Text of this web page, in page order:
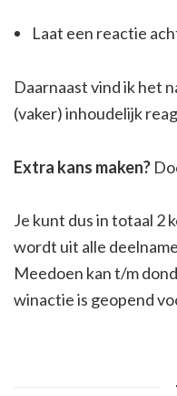
Laat een reactie
Daarnaast vind ik het
(vaker) inhoudelijk
Extra kans maken?
Je kunt dus in totaal 2
wordt uit alle
Meedoen kan t/m
winactie is geopend